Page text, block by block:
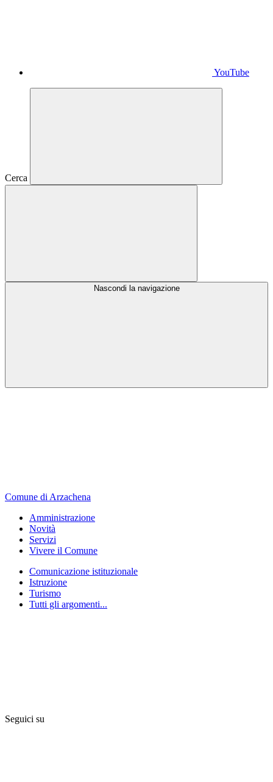
YouTube
Cerca
Nascondi la navigazione
Comune di Arzachena
Amministrazione
Novità
Servizi
Vivere il Comune
Comunicazione istituzionale
Istruzione
Turismo
Tutti gli argomenti...
Seguici su